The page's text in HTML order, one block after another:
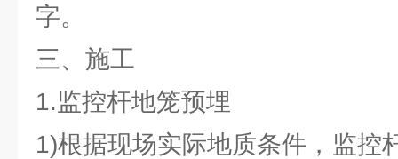
字。
三、施工
1.监控杆地笼预埋
1)根据现场实际地质条件，监控